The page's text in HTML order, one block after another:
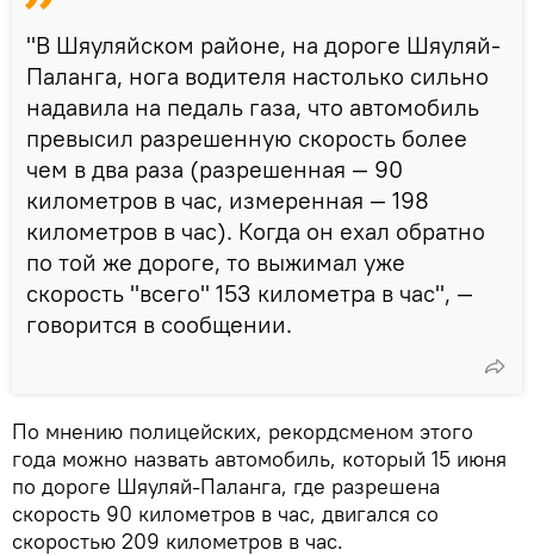
"В Шяуляйском районе, на дороге Шяуляй-
Паланга, нога водителя настолько сильно
надавила на педаль газа, что автомобиль
превысил разрешенную скорость более
чем в два раза (разрешенная — 90
километров в час, измеренная — 198
километров в час). Когда он ехал обратно
по той же дороге, то выжимал уже
скорость "всего" 153 километра в час", —
говорится в сообщении.
По мнению полицейских, рекордсменом этого
года можно назвать автомобиль, который 15 июня
по дороге Шяуляй-Паланга, где разрешена
скорость 90 километров в час, двигался со
скоростью 209 километров в час.